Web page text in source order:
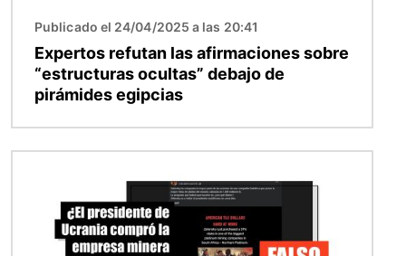
Publicado el 24/04/2025 a las 20:41
Expertos refutan las afirmaciones sobre
“estructuras ocultas” debajo de
pirámides egipcias